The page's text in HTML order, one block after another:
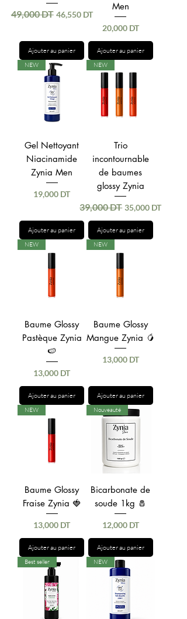
Prix original
49,000 DT Prix promotionnel
46,550 DT
Ajouter au panier
Men
Prix
20,000 DT
Ajouter au panier
NEW
Gel Nettoyant
Niacinamide
Zynia Men
Prix
19,000 DT
Ajouter au panier
NEW
Trio
incontournable
de baumes
glossy Zynia
Prix original
39,000 DT Prix promotionnel
35,000 DT
Ajouter au panier
NEW
Baume Glossy
Pastèque Zynia
🍉
Prix
13,000 DT
Ajouter au panier
NEW
Baume Glossy
Mangue Zynia 🥭
Prix
13,000 DT
Ajouter au panier
NEW
Baume Glossy
Fraise Zynia 🍓
Prix
13,000 DT
Ajouter au panier
Nouveauté
Bicarbonate de
soude 1kg 🧂
Prix
12,000 DT
Ajouter au panier
Best seller NEW